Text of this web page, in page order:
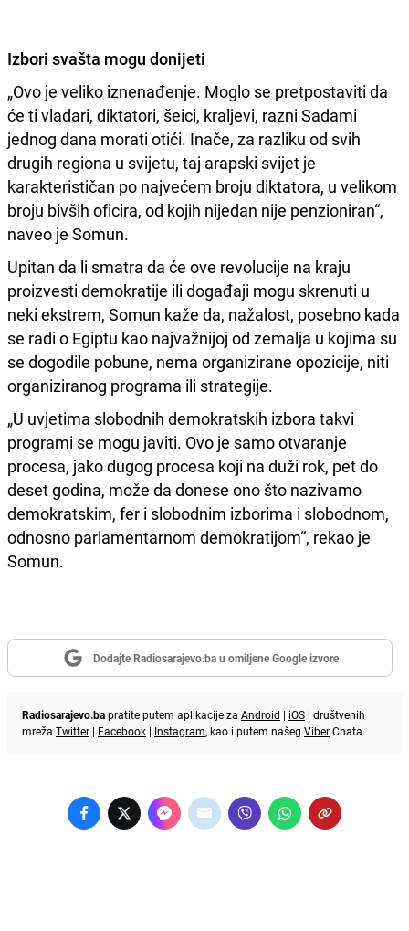
Izbori svašta mogu donijeti
„Ovo je veliko iznenađenje. Moglo se pretpostaviti da
će ti vladari, diktatori, šeici, kraljevi, razni Sadami
jednog dana morati otići. Inače, za razliku od svih
drugih regiona u svijetu, taj arapski svijet je
karakterističan po najvećem broju diktatora, u velikom
broju bivših oficira, od kojih nijedan nije penzioniran“,
naveo je Somun.
Upitan da li smatra da će ove revolucije na kraju
proizvesti demokratije ili događaji mogu skrenuti u
neki ekstrem, Somun kaže da, nažalost, posebno kada
se radi o Egiptu kao najvažnijoj od zemalja u kojima su
se dogodile pobune, nema organizirane opozicije, niti
organiziranog programa ili strategije.
„U uvjetima slobodnih demokratskih izbora takvi
programi se mogu javiti. Ovo je samo otvaranje
procesa, jako dugog procesa koji na duži rok, pet do
deset godina, može da donese ono što nazivamo
demokratskim, fer i slobodnim izborima i slobodnom,
odnosno parlamentarnom demokratijom“, rekao je
Somun.
Dodajte Radiosarajevo.ba u omiljene Google izvore
Radiosarajevo.bapratite putem aplikacije za Android | iOS i društvenih
mreža Twitter | Facebook | Instagram, kao i putem našeg ViberChata.